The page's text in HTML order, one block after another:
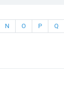
N O P Q